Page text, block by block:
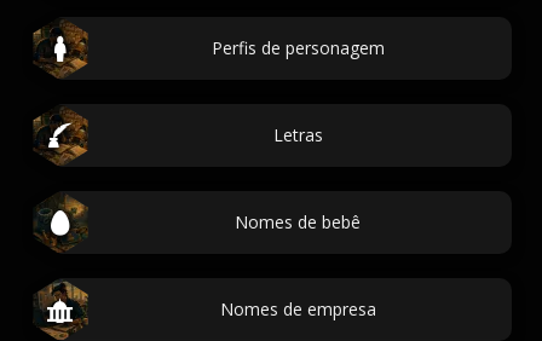
Perfis de personagem
Letras
Nomes de bebê
Nomes de empresa